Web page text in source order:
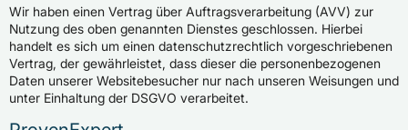
Wir haben einen Vertrag über Auftragsverarbeitung (AVV) zur
Nutzung des oben genannten Dienstes geschlossen. Hierbei
handelt es sich um einen datenschutzrechtlich vorgeschriebenen
Vertrag, der gewährleistet, dass dieser die personenbezogenen
Daten unserer Websitebesucher nur nach unseren Weisungen und
unter Einhaltung der DSGVO verarbeitet.